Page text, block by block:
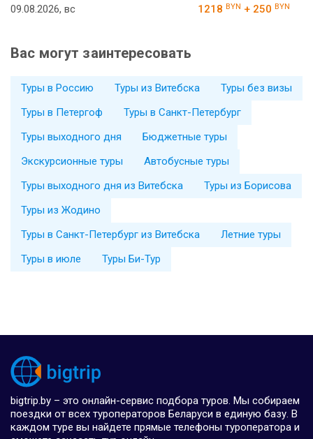
09.08.2026, вс 1218 BYN + 250 BYN
Вас могут заинтересовать
Туры в Россию Туры из Витебска
Туры без визы
Туры в Петергоф
Туры в Санкт-Петербург
Туры выходного дня
Бюджетные туры
Экскурсионные туры
Автобусные туры
Туры выходного дня из Витебска
Туры из Борисова
Туры из Жодино
Туры в Санкт-Петербург из Витебска
Летние туры
Туры в июле
Туры Би-Тур
bigtrip.by – это онлайн-сервис подбора туров. Мы собираем
поездки от всех туроператоров Беларуси в единую базу. В
каждом туре вы найдете прямые телефоны туроператора и